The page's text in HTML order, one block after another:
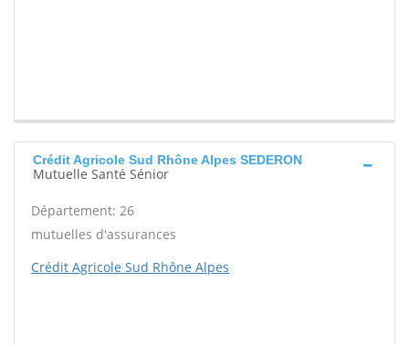
Crédit Agricole Sud Rhône Alpes SEDERON
Mutuelle Santé Sénior
Département: 26
mutuelles d'assurances
Crédit Agricole Sud Rhône Alpes